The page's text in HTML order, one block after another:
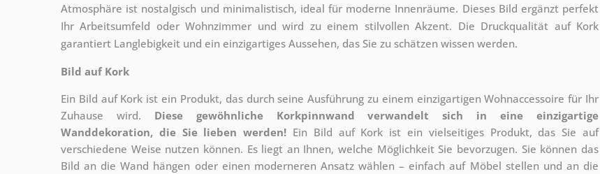
Atmosphäre ist nostalgisch und minimalistisch, ideal für moderne Innenräume. Dieses Bild ergänzt perfekt
Ihr Arbeitsumfeld oder Wohnzimmer und wird zu einem stilvollen Akzent. Die Druckqualität auf Kork
garantiert Langlebigkeit und ein einzigartiges Aussehen, das Sie zu schätzen wissen werden.
Bild auf Kork
Ein Bild auf Kork ist ein Produkt, das durch seine Ausführung zu einem einzigartigen Wohnaccessoire für Ihr
Zuhause wird. Diese gewöhnliche Korkpinnwand verwandelt sich in eine einzigartige
Wanddekoration, die Sie lieben werden! Ein Bild auf Kork ist ein vielseitiges Produkt, das Sie auf
verschiedene Weise nutzen können. Es liegt an Ihnen, welche Möglichkeit Sie bevorzugen. Sie können das
Bild an die Wand hängen oder einen moderneren Ansatz wählen – einfach auf Möbel stellen und an die